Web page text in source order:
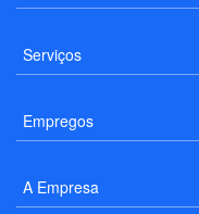
Serviços
Empregos
A Empresa